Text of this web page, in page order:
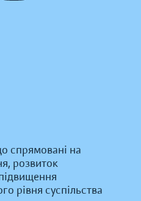
спрямовані на
розвиток
рівня суспільства